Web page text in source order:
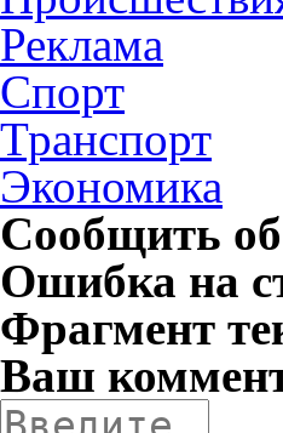
Реклама
Спорт
Транспорт
Экономика
Сообщить
Ошибка на
Фрагмент
Ваш